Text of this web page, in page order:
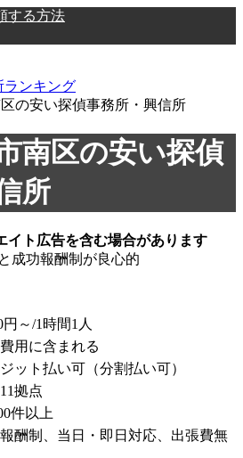
する方法
ランキング
の安い探偵事務所・興信所
南区の安い探偵
所
イト広告を含む場合があります
成功報酬制が良心的
円～/1時間1人
用に含まれる
ット払い可（分割払い可）
拠点
件以上
酬制、当日・即日対応、出張費無